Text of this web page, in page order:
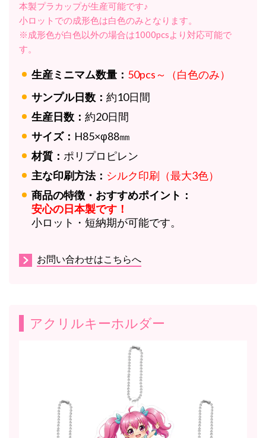
本製プラカップが生産可能です♪
小ロットでの成形色は白色のみとなります。
※成形色が白色以外の場合は1000pcsより対応可能で
す。
生産ミニマム数量： 50pcs～（白色のみ）
サンプル日数： 約10日間
生産日数： 約20日間
サイズ： H85×φ88㎜
材質： ポリプロピレン
主な印刷方法： シルク印刷（最大3色）
商品の特徴・おすすめポイント：
安心の日本製です！
小ロット・短納期が可能です。
お問い合わせはこちらへ
アクリルキーホルダー